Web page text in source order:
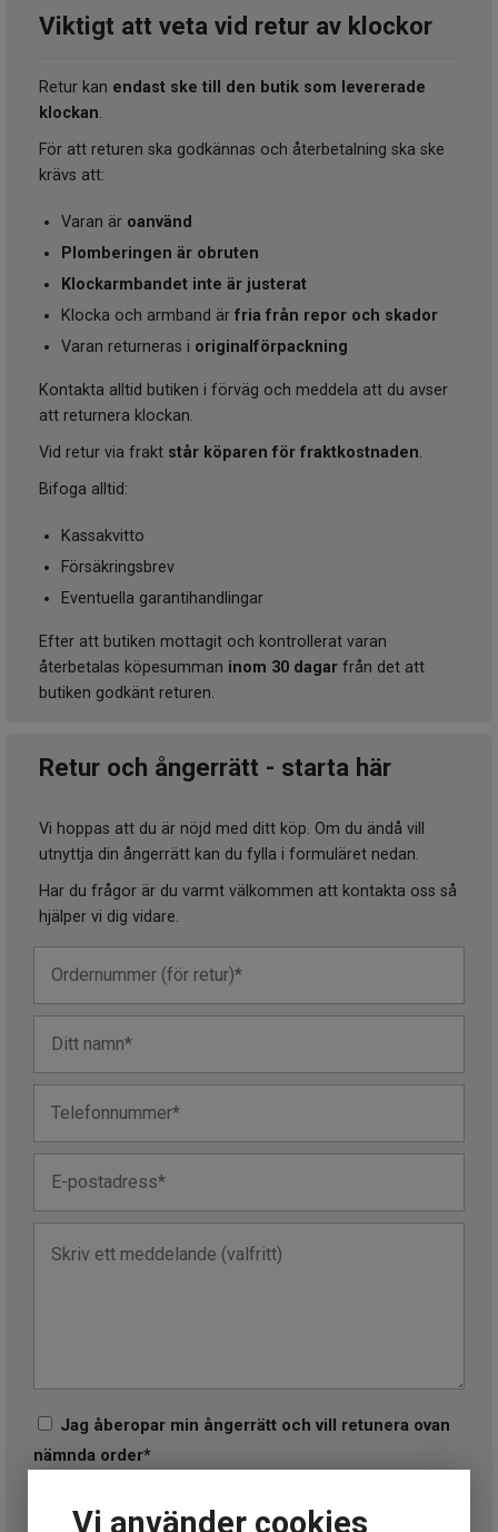
Vi använder cookies
Viktigt att veta vid retur av klockor
Retur kan endast ske till den butik som levererade
klockan.
För att returen ska godkännas och återbetalning ska ske
krävs att:
Varan är oanvänd
Plomberingen är obruten
Klockarmbandet inte är justerat
Klocka och armband är fria från repor och skador
Varan returneras i originalförpackning
Kontakta alltid butiken i förväg och meddela att du avser
att returnera klockan.
Vid retur via frakt står köparen för fraktkostnaden.
Bifoga alltid:
Kassakvitto
Försäkringsbrev
Eventuella garantihandlingar
Efter att butiken mottagit och kontrollerat varan
återbetalas köpesumman inom 30 dagar från det att
butiken godkänt returen.
Retur och ångerrätt - starta här
Vi hoppas att du är nöjd med ditt köp. Om du ändå vill
utnyttja din ångerrätt kan du fylla i formuläret nedan.
Har du frågor är du varmt välkommen att kontakta oss så
hjälper vi dig vidare.
Jag åberopar min ångerrätt och vill retunera ovan
nämnda order*
retur*